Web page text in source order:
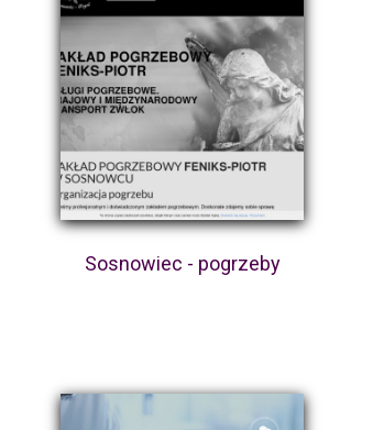
Sosnowiec - pogrzeby